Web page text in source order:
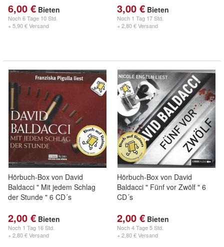
6,00 € Bieten
Noch6 Tage 10 Std.
+ 5,90 € Versand
3,00 € Bieten
Noch 1 Tag 17 Std.
+ 2,80 € Versand
Hörbuch-Box von David
Baldacci " Mit jedem Schlag
der Stunde " 6 CD´s
2,00 € Bieten
Noch 1 Tag 16 Std.
+ 2,80 € Versand
Hörbuch-Box von David
Baldacci " Fünf vor Zwölf " 6
CD´s
2,00 € Bieten
Noch4 Tage 5 Std.
+ 2,80 € Versand